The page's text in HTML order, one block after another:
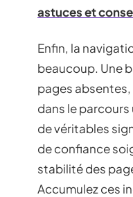
astuces et
Enfin, la
beaucoup. Une
pages
dans le
de véritables
de confiance
stabilité des
Accumulez ces